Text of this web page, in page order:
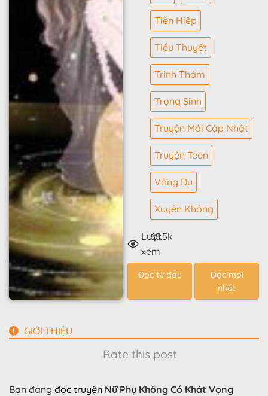
Tiên Hiệp
Tiểu Thuyết
Trinh Thám
Trọng Sinh
Truyện Mới Cập Nhật
Truyện Teen
Võng Du
Xuyên Không
Lượt
xem
69.5k
Đọc từ đầu
Đọc mới
nhất
GIỚI THIỆU
Rate this post
Bạn đang đọc truyện Nữ Phụ Không Có Khát Vọng